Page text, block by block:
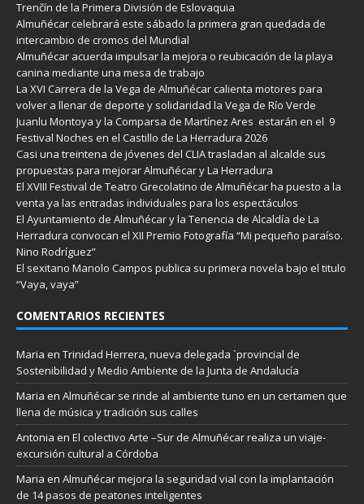
Trenčín de la Primera División de Eslovaquia
Almuñécar celebrará este sábado la primera gran quedada de
intercambio de cromos del Mundial
Almuñécar acuerda impulsar la mejora o reubicación de la playa
canina mediante una mesa de trabajo
La XVI Carrera de la Vega de Almuñécar calienta motores para
volver a llenar de deporte y solidaridad la Vega de Río Verde
Juanlu Montoya y la Comparsa de Martínez Ares estarán en el 9
Festival Noches en el Castillo de La Herradura 2026
Casi una treintena de jóvenes del CLIA trasladan al alcalde sus
propuestas para mejorar Almuñécar y La Herradura
El XVIII Festival de Teatro Grecolatino de Almuñécar ha puesto a la
venta ya las entradas individuales para los espectáculos
El Ayuntamiento de Almuñécar y la Tenencia de Alcaldía de La
Herradura convocan el XII Premio Fotografía “Mi pequeño paraíso.
Nino Rodríguez”
El sexitano Manolo Campos publica su primera novela bajo el titulo
“Vaya, vaya”
COMENTARIOS RECIENTES
Maria en Trinidad Herrera, nueva delegada `provincial de
Sostenibilidad y Medio Ambiente de la Junta de Andalucía
Maria en Almuñécar se rinde al ambiente tuno en un certamen que
llena de música y tradición sus calles
Antonia en El colectivo Arte –Sur de Almuñécar realiza un viaje-
excursión cultural a Córdoba
Maria en Almuñécar mejora la seguridad vial con la implantación
de 14 pasos de peatones inteligentes